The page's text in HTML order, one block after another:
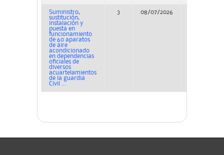
Suministro,
sustitución,
instalación y
puesta en
funcionamiento
de 60 aparatos
de aire
acondicionado
en dependencias
oficiales de
diversos
acuartelamientos
de la guardia
Civil ...
3 08/07/2026